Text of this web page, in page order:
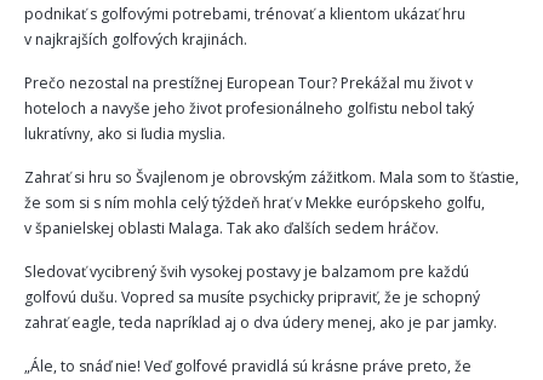
podnikať s golfovými potrebami, trénovať a klientom ukázať hru
v najkrajších golfových krajinách.
Prečo nezostal na prestížnej European Tour? Prekážal mu život v
hoteloch a navyše jeho život profesionálneho golfistu nebol taký
lukratívny, ako si ľudia myslia.
Zahrať si hru so Švajlenom je obrovským zážitkom. Mala som to šťastie,
že som si s ním mohla celý týždeň hrať v Mekke európskeho golfu,
v španielskej oblasti Malaga. Tak ako ďalších sedem hráčov.
Sledovať vycibrený švih vysokej postavy je balzamom pre každú
golfovú dušu. Vopred sa musíte psychicky pripraviť, že je schopný
zahrať eagle, teda napríklad aj o dva údery menej, ako je par jamky.
„Ále, to snáď nie! Veď golfové pravidlá sú krásne práve preto, že